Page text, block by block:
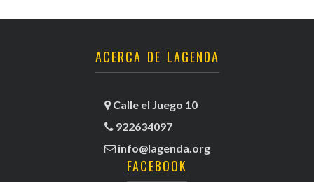
ACERCA DE LAGENDA
Calle el Juego 10
922634097
info@lagenda.org
FACEBOOK